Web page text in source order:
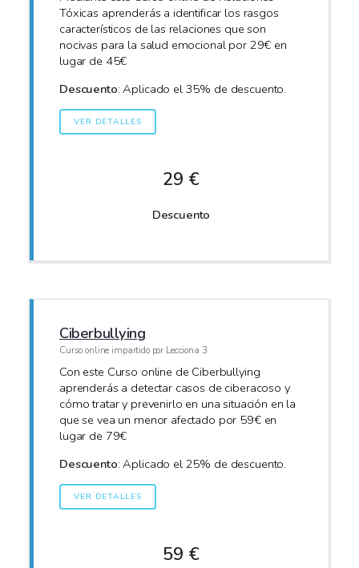
Tóxicas aprenderás a identificar los rasgos
característicos de las relaciones que son
nocivas para la salud emocional por 29€ en
lugar de 45€
Descuento: Aplicado el 35% de descuento.
VER DETALLES
29 €
Descuento
Ciberbullying
Curso online impartido por Lecciona 3
Con este Curso online de Ciberbullying
aprenderás a detectar casos de ciberacoso y
cómo tratar y prevenirlo en una situación en la
que se vea un menor afectado por 59€ en
lugar de 79€
Descuento: Aplicado el 25% de descuento.
VER DETALLES
59 €